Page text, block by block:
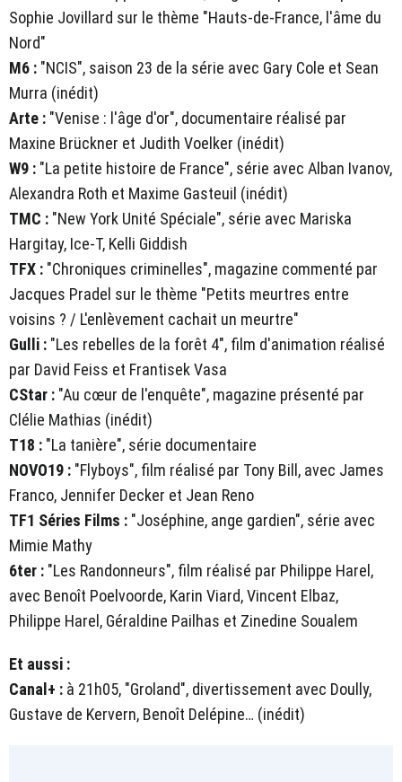
Sophie Jovillard sur le thème "Hauts-de-France, l'âme du
Nord"
M6 : "NCIS", saison 23 de la série avec Gary Cole et Sean
Murra (inédit)
Arte : "Venise : l'âge d'or", documentaire réalisé par
Maxine Brückner et Judith Voelker (inédit)
W9 : "La petite histoire de France", série avec Alban Ivanov,
Alexandra Roth et Maxime Gasteuil (inédit)
TMC : "New York Unité Spéciale", série avec Mariska
Hargitay, Ice-T, Kelli Giddish
TFX : "Chroniques criminelles", magazine commenté par
Jacques Pradel sur le thème "Petits meurtres entre
voisins ? / L'enlèvement cachait un meurtre"
Gulli : "Les rebelles de la forêt 4", film d'animation réalisé
par David Feiss et Frantisek Vasa
CStar : "Au cœur de l'enquête", magazine présenté par
Clélie Mathias (inédit)
T18 : "La tanière", série documentaire
NOVO19 : "Flyboys", film réalisé par Tony Bill, avec James
Franco, Jennifer Decker et Jean Reno
TF1 Séries Films : "Joséphine, ange gardien", série avec
Mimie Mathy
6ter : "Les Randonneurs", film réalisé par Philippe Harel,
avec Benoît Poelvoorde, Karin Viard, Vincent Elbaz,
Philippe Harel, Géraldine Pailhas et Zinedine Soualem
Et aussi :
Canal+ : à 21h05, "Groland", divertissement avec Doully,
Gustave de Kervern, Benoît Delépine… (inédit)